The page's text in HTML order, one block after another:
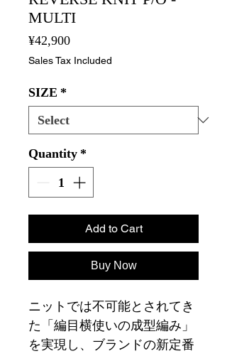
MULTI
¥42,900Price
Sales Tax Included
SIZE *
Quantity *
Add to Cart
Buy Now
ニットでは不可能とされてき
た「編目横使いの成型編み」
を実現し、ブランドの新定番